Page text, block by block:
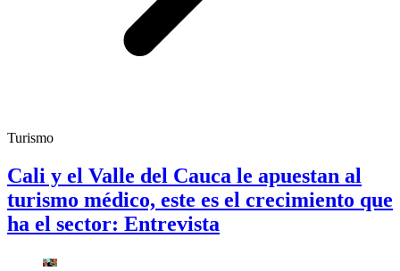
Turismo
Cali y el Valle del Cauca le apuestan al
turismo médico, este es el crecimiento que
ha el sector: Entrevista